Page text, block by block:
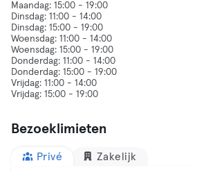
Maandag: 15:00 - 19:00
Dinsdag: 11:00 - 14:00
Dinsdag: 15:00 - 19:00
Woensdag: 11:00 - 14:00
Woensdag: 15:00 - 19:00
Donderdag: 11:00 - 14:00
Donderdag: 15:00 - 19:00
Vrijdag: 11:00 - 14:00
Bezoeklimieten
Privé Zakelijk